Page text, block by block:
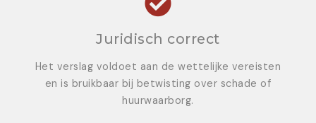
Juridisch correct
Het verslag voldoet aan de wettelijke vereisten
en is bruikbaar bij betwisting over schade of
huurwaarborg.